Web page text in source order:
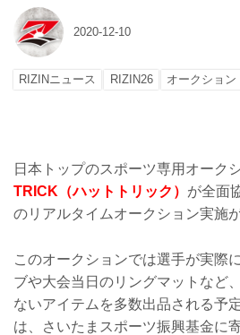
2020-12-10
RIZINニュース RIZIN26 オークション
日本トップのスポーツ専用オーク
TRICK（ハットトリック） が全面
のリアルタイムオークション実施
このオークションでは選手が実際
ブや大会当日のリングマットなど
ないアイテムを多数出品される予
は、さいたまスポーツ振興基金に